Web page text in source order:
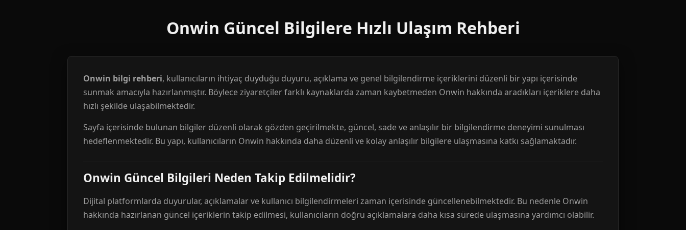
Onwin Güncel Bilgilere Hızlı Ulaşım Rehberi
Onwin bilgi rehberi, kullanıcıların ihtiyaç duyduğu duyuru, açıklama ve genel bilgilendirme içeriklerini düzenli bir yapı içerisinde
sunmak amacıyla hazırlanmıştır. Böylece ziyaretçiler farklı kaynaklarda zaman kaybetmeden Onwin hakkında aradıkları içeriklere daha
hızlı şekilde ulaşabilmektedir.
Sayfa içerisinde bulunan bilgiler düzenli olarak gözden geçirilmekte, güncel, sade ve anlaşılır bir bilgilendirme deneyimi sunulması
hedeflenmektedir. Bu yapı, kullanıcıların Onwin hakkında daha düzenli ve kolay anlaşılır bilgilere ulaşmasına katkı sağlamaktadır.
Onwin Güncel Bilgileri Neden Takip Edilmelidir?
Dijital platformlarda duyurular, açıklamalar ve kullanıcı bilgilendirmeleri zaman içerisinde güncellenebilmektedir. Bu nedenle Onwin
hakkında hazırlanan güncel içeriklerin takip edilmesi, kullanıcıların doğru açıklamalara daha kısa sürede ulaşmasına yardımcı olabilir.